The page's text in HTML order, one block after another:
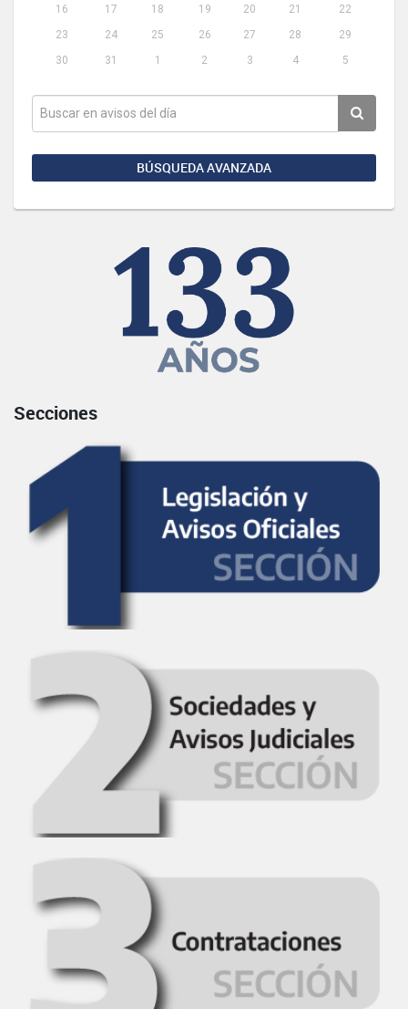
16
17 18 19 20 21
22
23
24 25 26 27 28
29
30
31 1 2 3 4 5
BÚSQUEDA AVANZADA
Secciones